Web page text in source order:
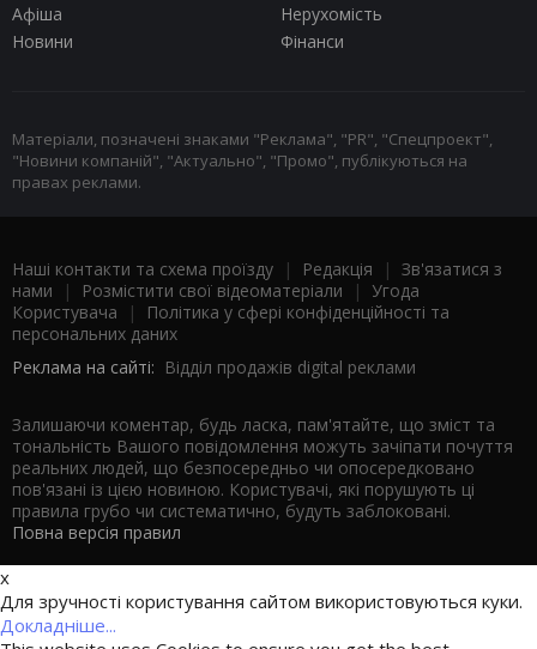
Афіша
Нерухомість
Новини
Фінанси
Матеріали, позначені знаками "Реклама", "PR", "Спецпроект",
"Новини компаній", "Актуально", "Промо", публікуються на
правах реклами.
Наші контакти та схема проїзду | Редакція | Зв'язатися з
нами | Розмістити свої відеоматеріали | Угода
Користувача |
Політика у сфері конфіденційності та
персональних даних
Реклама на сайті: Відділ продажів digital реклами
Залишаючи коментар, будь ласка, пам'ятайте, що зміст та
тональність Вашого повідомлення можуть зачіпати почуття
реальних людей, що безпосередньо чи опосередковано
пов'язані із цією новиною. Користувачі, які порушують ці
правила грубо чи систематично, будуть заблоковані.
Повна версія правил
x
Для зручності користування сайтом використовуються куки.
Докладніше...